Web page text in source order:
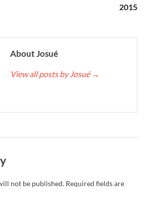
2015
About Josué
View all posts by Josué →
not be published. Required fields are